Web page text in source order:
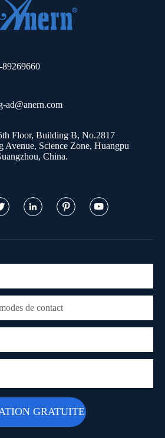
ad@anern.com
Floor, Building B, No.2817
Avenue, Science Zone, Huangpu
China.
  